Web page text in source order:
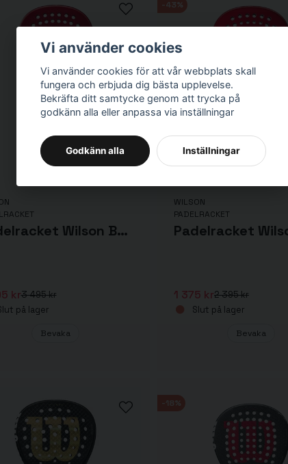
Skicka fråga
Padelracket Wilson Bela Elite V2 2023
3 495 kr
kr
på lager
Bevaka
WILSON
PADELRACKET
2 395 kr
1 375 kr
Slut på lager
Bevaka
-43%
-18%
Vi använder cookies
Vi använder cookies för att vår webbplats skall
fungera och erbjuda dig bästa upplevelse.
Bekräfta ditt samtycke genom att trycka på
godkänn alla eller anpassa via inställningar
Godkänn alla Inställningar